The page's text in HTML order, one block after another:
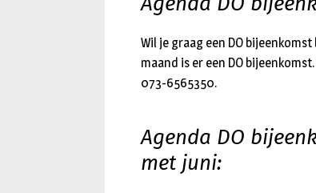
Wil je graag een DO
maand is er een DO
073-6565350.
Agenda DO
met juni: